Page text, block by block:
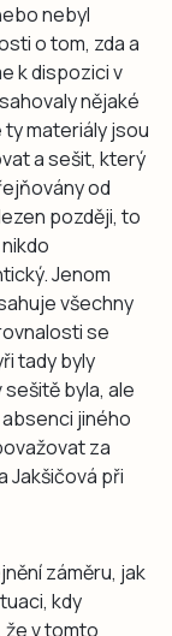
nebyl
o tom, zda a
k dispozici v
nějaké
materiály jsou
a sešit, který
od
později, to
Jenom
všechny
se
tady byly
byla, ale
jiného
za
Jakšičová při
záměru, jak
kdy
že v tomto